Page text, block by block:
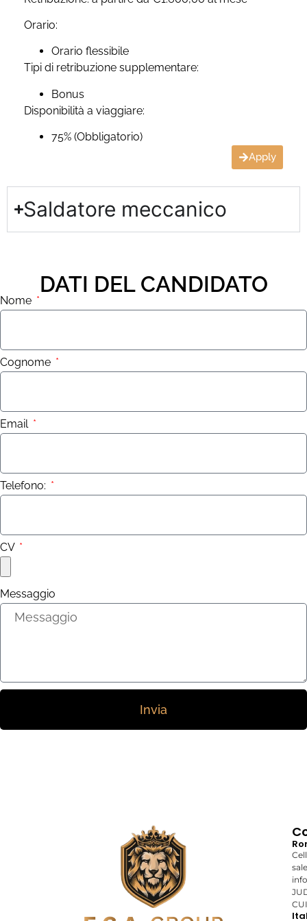
Orario:
Orario flessibile
Tipi di retribuzione supplementare:
Bonus
Disponibilità a viaggiare:
75% (Obbligatorio)
Apply
Saldatore meccanico
DATI DEL CANDIDATO
Nome
Cognome
Email
Telefono:
CV
Messaggio
Invia